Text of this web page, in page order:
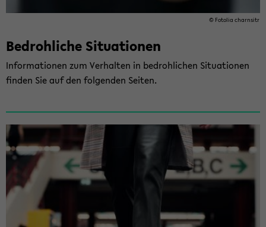
© Fo­to­lia charn­sitr
Be­droh­li­che Si­tua­tio­nen
In­for­ma­tio­nen zum Ver­hal­ten in be­droh­li­chen Si­tua­tio­nen
fin­den Sie auf den fol­gen­den Sei­ten.